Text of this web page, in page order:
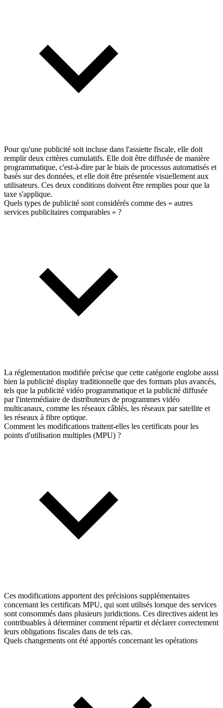
Pour qu'une publicité soit incluse dans l'assiette fiscale, elle doit
remplir deux critères cumulatifs. Elle doit être diffusée de manière
programmatique, c'est-à-dire par le biais de processus automatisés et
basés sur des données, et elle doit être présentée visuellement aux
utilisateurs. Ces deux conditions doivent être remplies pour que la
taxe s'applique.
Quels types de publicité sont considérés comme des « autres
services publicitaires comparables » ?
La réglementation modifiée précise que cette catégorie englobe aussi
bien la publicité display traditionnelle que des formats plus avancés,
tels que la publicité vidéo programmatique et la publicité diffusée
par l'intermédiaire de distributeurs de programmes vidéo
multicanaux, comme les réseaux câblés, les réseaux par satellite et
les réseaux à fibre optique.
Comment les modifications traitent-elles les certificats pour les
points d'utilisation multiples (MPU) ?
Ces modifications apportent des précisions supplémentaires
concernant les certificats MPU, qui sont utilisés lorsque des services
sont consommés dans plusieurs juridictions. Ces directives aident les
contribuables à déterminer comment répartir et déclarer correctement
leurs obligations fiscales dans de tels cas.
Quels changements ont été apportés concernant les opérations